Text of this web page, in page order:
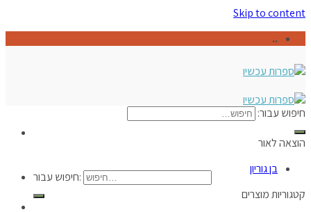
Skip to content
..
חיפוש עבור:
חיפוש עבור:
הוצאה לאור
בן גוריון
קטגוריות מוצרים